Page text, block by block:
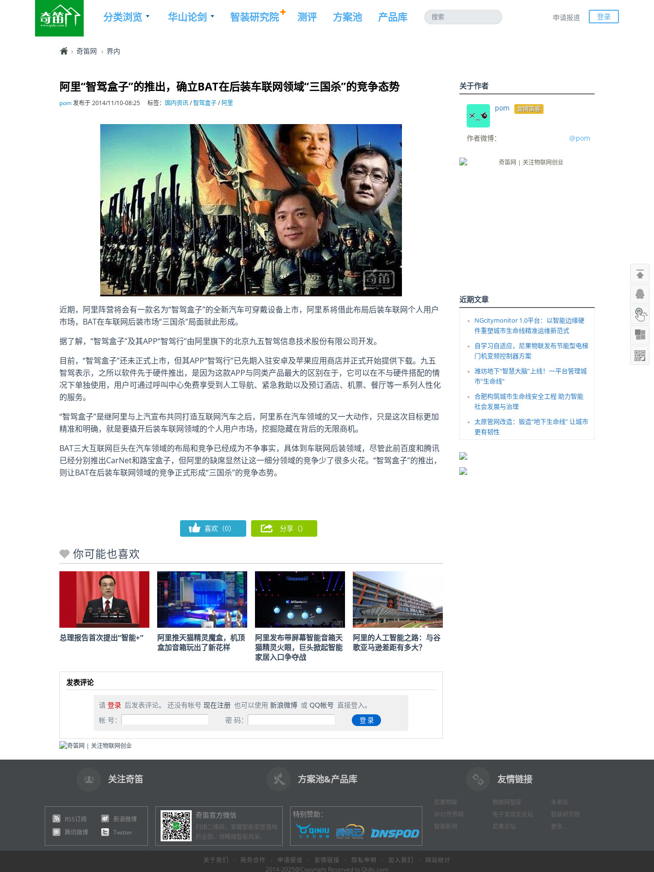
分类浏览 华山论剑 智装研究院 测评 方案池 产品库 申请报道 登录
奇笛网 界内
阿里“智驾盒子”的推出，确立BAT在后装车联网领域“三国杀”的竞争态势
pom发布于 2014/11/10-08:25 标签： 国内资讯/智驾盒子/ 阿里
近期，阿里阵营将会有一款名为“智驾盒子”的全新汽车可穿戴设备上市，阿里系将借此布局后装车联网个人用户
市场，BAT在车联网后装市场“三国杀”局面就此形成。
据了解，“智驾盒子”及其APP“智驾行”由阿里旗下的北京九五智驾信息技术股份有限公司开发。
目前，“智驾盒子”还未正式上市，但其APP“智驾行”已先期入驻安卓及苹果应用商店并正式开始提供下载。九五
智驾表示，之所以软件先于硬件推出，是因为这款APP与同类产品最大的区别在于，它可以在不与硬件搭配的情
况下单独使用，用户可通过呼叫中心免费享受到人工导航、紧急救助以及预订酒店、机票、餐厅等一系列人性化
的服务。
“智驾盒子”是继阿里与上汽宣布共同打造互联网汽车之后，阿里系在汽车领域的又一大动作，只是这次目标更加
精准和明确，就是要撬开后装车联网领域的个人用户市场，挖掘隐藏在背后的无限商机。
BAT三大互联网巨头在汽车领域的布局和竞争已经成为不争事实，具体到车联网后装领域，尽管此前百度和腾讯
已经分别推出CarNet和路宝盒子，但阿里的缺席显然让这一细分领域的竞争少了很多火花。“智驾盒子”的推出，
则让BAT在后装车联网领域的竞争正式形成“三国杀”的竞争态势。
喜欢（0） 分享（）
你可能也喜欢
总理报告首次提出“智能+”
阿里推天猫精灵魔盒，机顶
盒加音箱玩出了新花样
阿里发布带屏幕智能音箱天
猫精灵火眼，巨头掀起智能
家居入口争夺战
阿里的人工智能之路：与谷
歌亚马逊差距有多大？
发表评论
请 登录 后发表评论。 还没有帐号 现在注册 也可以使用 新浪微博 或 QQ帐号 直接登入。
帐 号：
密 码：
关于作者
pom 金牌笛客
作者微博： @pom
近期文章
NGcitymonitor 1.0平台：以智能边缘硬
件重塑城市生命线精准运维新范式
自学习自适应，尼果物联发布节能型电梯
门机变频控制器方案
潍坊地下“智慧大脑”上线！一平台管理城
市“生命线”
合肥构筑城市生命线安全工程 助力智能
社会发展与治理
太原管网改造：锻造“地下生命线” 让城市
更有韧性
关注奇笛 方案池&产品库
RSS订阅
新浪微博
腾讯微博
Twitter
奇笛官方微信
扫描二维码，掌握智能家居落地
的全部，领略微智能风采。
特别赞助：
友情链接
尼果物联 物联网智库
未来论
RFID世界网
电子发烧友论坛
智装研究院
智装新闻
尼果论坛 更多...
关于我们 - 商务合作 - 申请报道 - 友情链接 - 隐私申明 - 加入我们 -
网站统计
2014-2025@Copyright Reserved to Qidic.com